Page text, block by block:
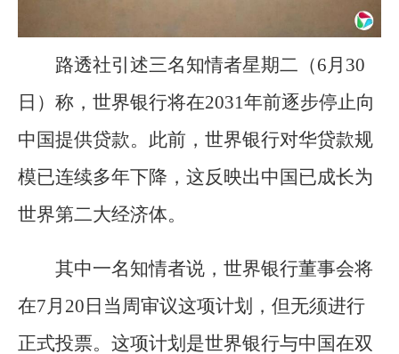
路透社引述三名知情者星期二（6月30
日）称，世界银行将在2031年前逐步停止向
中国提供贷款。此前，世界银行对华贷款规
模已连续多年下降，这反映出中国已成长为
世界第二大经济体。
其中一名知情者说，世界银行董事会将
在7月20日当周审议这项计划，但无须进行
正式投票。这项计划是世界银行与中国在双